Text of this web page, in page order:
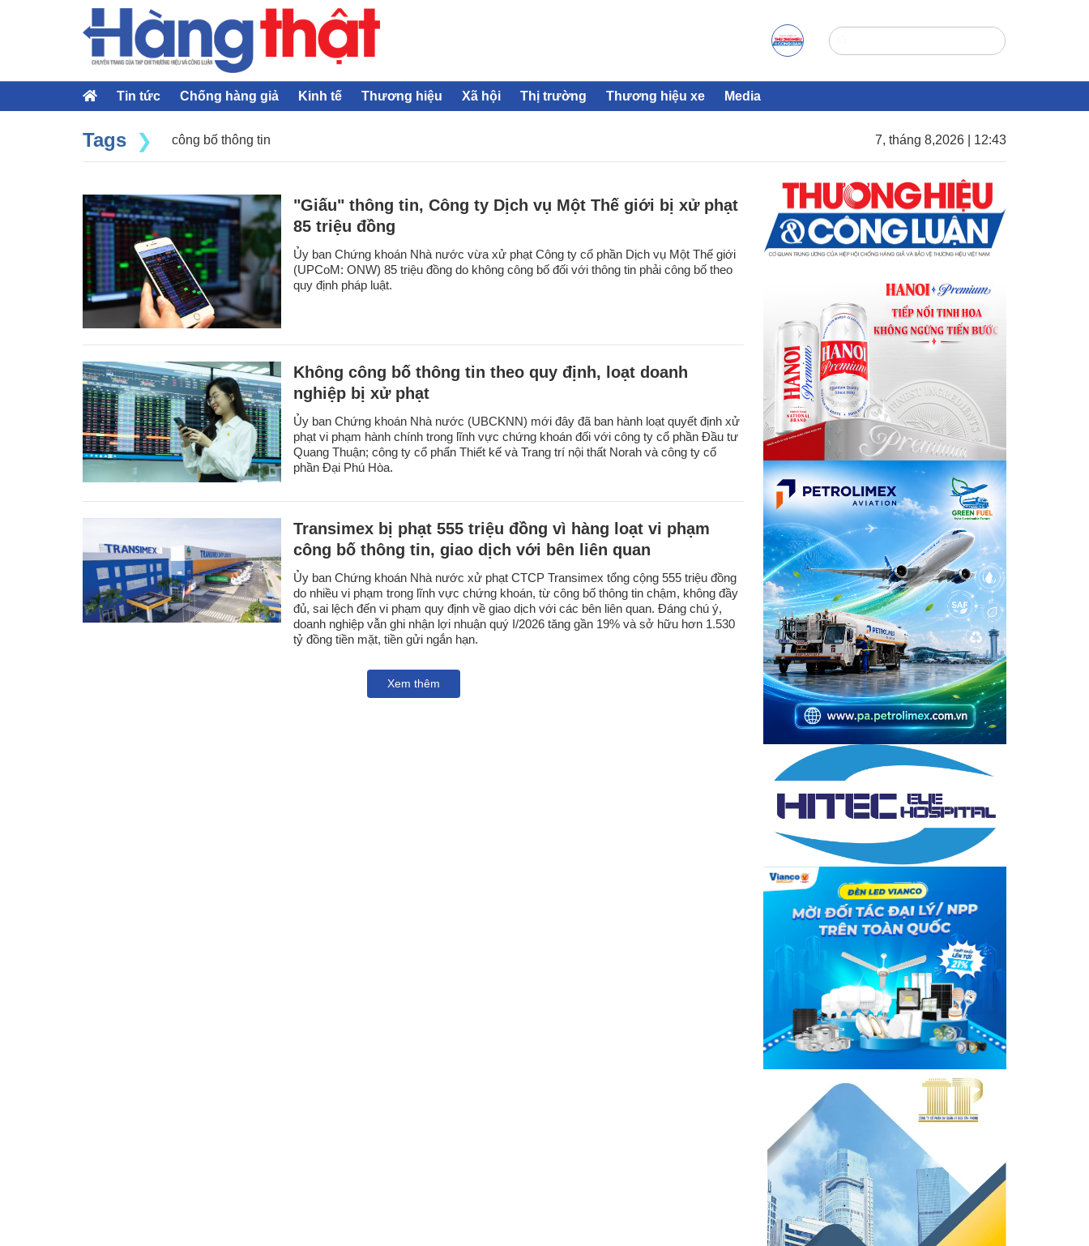
Tin tức Chống hàng giả Kinh tế Thương hiệu Xã hội Thị trường Thương hiệu xe Media
Tags công bố thông tin 7, tháng 8,2026 | 12:43
"Giấu" thông tin, Công ty Dịch vụ Một Thế giới bị xử phạt
85 triệu đồng
Ủy ban Chứng khoán Nhà nước vừa xử phạt Công ty cổ phần Dịch vụ Một Thế giới
(UPCoM: ONW) 85 triệu đồng do không công bố đối với thông tin phải công bố theo
quy định pháp luật.
Không công bố thông tin theo quy định, loạt doanh
nghiệp bị xử phạt
Ủy ban Chứng khoán Nhà nước (UBCKNN) mới đây đã ban hành loạt quyết định xử
phạt vi phạm hành chính trong lĩnh vực chứng khoán đối với công ty cổ phần Đầu tư
Quang Thuận; công ty cổ phẩn Thiết kế và Trang trí nội thất Norah và công ty cổ
phần Đại Phú Hòa.
Transimex bị phạt 555 triệu đồng vì hàng loạt vi phạm
công bố thông tin, giao dịch với bên liên quan
Ủy ban Chứng khoán Nhà nước xử phạt CTCP Transimex tổng cộng 555 triệu đồng
do nhiều vi phạm trong lĩnh vực chứng khoán, từ công bố thông tin chậm, không đầy
đủ, sai lệch đến vi phạm quy định về giao dịch với các bên liên quan. Đáng chú ý,
doanh nghiệp vẫn ghi nhận lợi nhuận quý I/2026 tăng gần 19% và sở hữu hơn 1.530
tỷ đồng tiền mặt, tiền gửi ngắn hạn.
Xem thêm